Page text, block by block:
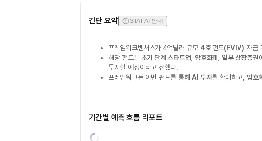
간단 요약 STAT AI 안내
프레임워크벤처스가 4억달러 규모 4호 펀드(FVIV) 자금
해당 펀드는 초기 단계 스타트업 암호화폐 ,일부 상장증권
투자할 예정이라고 전했다.
프레임워크는 이번 펀드를 통해 AI 투자를 확대하고, 암호
기간별 예측 흐름 리포트